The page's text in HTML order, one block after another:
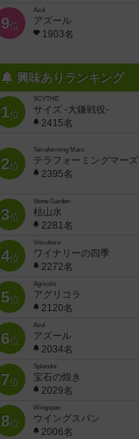
9位
Azul
アズール
1903名
興味ありランキング
1位
SCYTHE
サイズ -大鎌戦役-
2415名
2位
Terraforming Mars
テラフォーミングマーズ
2395名
3位
Stone Garden
枯山水
2281名
4位
Viticulture
ワイナリーの四季
2272名
5位
Agricola
アグリコラ
2120名
6位
Azul
アズール
2034名
7位
Splendor
宝石の煌き
2029名
8位
Wingspan
ウイングスパン
2006名